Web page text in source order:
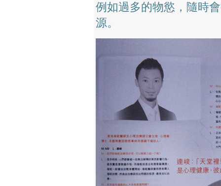
例如過多的物慾，隨時
源。